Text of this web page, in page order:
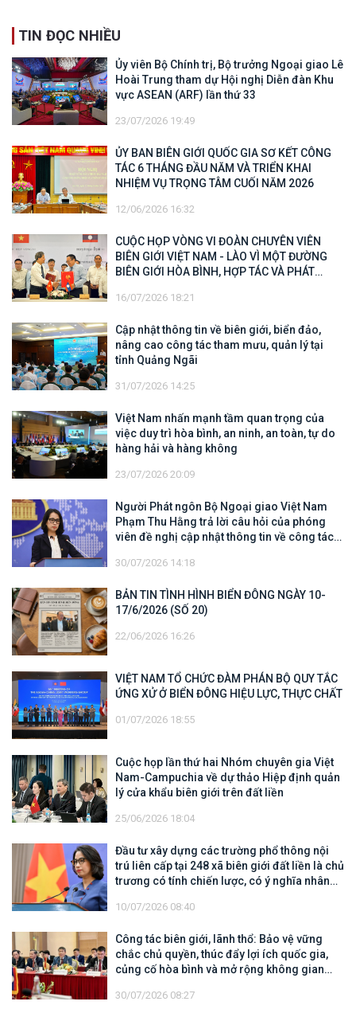
TIN ĐỌC NHIỀU
Ủy viên Bộ Chính trị, Bộ trưởng Ngoại giao Lê
Hoài Trung tham dự Hội nghị Diễn đàn Khu
vực ASEAN (ARF) lần thứ 33
23/07/2026 19:49
ỦY BAN BIÊN GIỚI QUỐC GIA SƠ KẾT CÔNG
TÁC 6 THÁNG ĐẦU NĂM VÀ TRIỂN KHAI
NHIỆM VỤ TRỌNG TÂM CUỐI NĂM 2026
12/06/2026 16:32
CUỘC HỌP VÒNG VI ĐOÀN CHUYÊN VIÊN
BIÊN GIỚI VIỆT NAM - LÀO VÌ MỘT ĐƯỜNG
BIÊN GIỚI HÒA BÌNH, HỢP TÁC VÀ PHÁT
16/07/2026 18:21
Cập nhật thông tin về biên giới, biển đảo,
nâng cao công tác tham mưu, quản lý tại
tỉnh Quảng Ngãi
31/07/2026 14:25
Việt Nam nhấn mạnh tầm quan trọng của
việc duy trì hòa bình, an ninh, an toàn, tự do
hàng hải và hàng không
23/07/2026 20:09
Người Phát ngôn Bộ Ngoại giao Việt Nam
Phạm Thu Hằng trả lời câu hỏi của phóng
viên đề nghị cập nhật thông tin về công tác
trên tàu Khôi Nguyên 18
30/07/2026 14:18
BẢN TIN TÌNH HÌNH BIỂN ĐÔNG NGÀY 10-
17/6/2026 (SỐ 20)
22/06/2026 16:26
VIỆT NAM TỔ CHỨC ĐÀM PHÁN BỘ QUY TẮC
ỨNG XỬ Ở BIỂN ĐÔNG HIỆU LỰC, THỰC CHẤT
01/07/2026 18:55
Cuộc họp lần thứ hai Nhóm chuyên gia Việt
Nam-Campuchia về dự thảo Hiệp định quản
lý cửa khẩu biên giới trên đất liền
25/06/2026 18:04
Đầu tư xây dựng các trường phổ thông nội
trú liên cấp tại 248 xã biên giới đất liền là chủ
trương có tính chiến lược, có ý nghĩa nhân
10/07/2026 08:40
Công tác biên giới, lãnh thổ: Bảo vệ vững
chắc chủ quyền, thúc đẩy lợi ích quốc gia,
củng cố hòa bình và mở rộng không gian
30/07/2026 08:27